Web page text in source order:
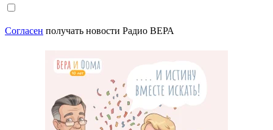
Согласен получать новости Радио ВЕРА